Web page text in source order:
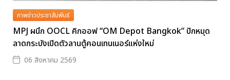
ภาพข่าวประชาสัมพันธ์
MPJ ผนึก OOCL คิกออฟ “OM Depot Bangkok” ปักหมุด
ลาดกระบังเปิดตัวลานตู้คอนเทนเนอร์แห่งใหม่
06 สิงหาคม 2569